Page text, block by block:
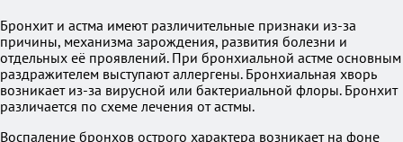
Бронхит и астма имеют различительные признаки из-за
причины, механизма зарождения, развития болезни и
отдельных её проявлений. При бронхиальной астме основным
раздражителем выступают аллергены. Бронхиальная хворь
возникает из-за вирусной или бактериальной флоры. Бронхит
различается по схеме лечения от астмы.
Воспаление бронхов острого характера возникает на фоне